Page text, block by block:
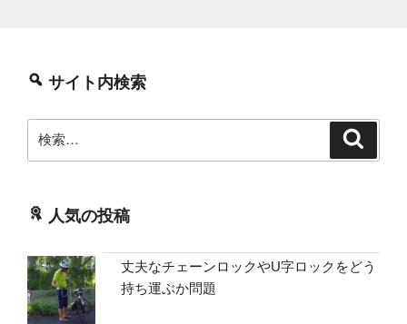
サイト内検索
索:
人気の投稿
丈夫なチェーンロックやU字ロックをどう
持ち運ぶか問題